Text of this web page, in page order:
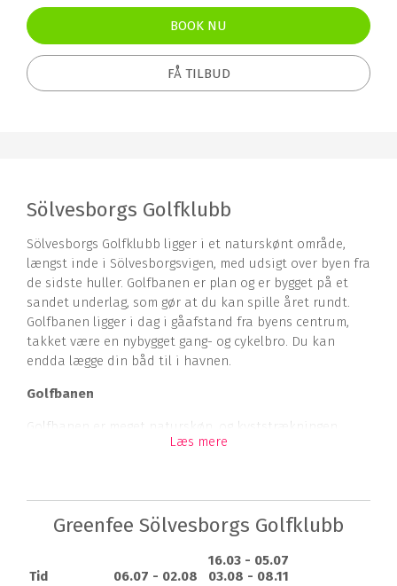
BOOK NU
FÅ TILBUD
Sölvesborgs Golfklubb
Sölvesborgs Golfklubb ligger i et naturskønt område,
længst inde i Sölvesborgsvigen, med udsigt over byen fra
de sidste huller. Golfbanen er plan og er bygget på et
sandet underlag, som gør at du kan spille året rundt.
Golfbanen ligger i dag i gåafstand fra byens centrum,
takket være en nybygget gang- og cykelbro. Du kan
endda lægge din båd til i havnen.
Golfbanen
Golfbanen er meget naturskøn, og kyststrækningen
følger næsten hele banen. Nåle- og løvtræer kanter
næsten altid finder din bold, hvis du, mod forventning,
rammer lidt skævt. Anlægget er komplet med driving
golfbane, som ofte tillader spil hele året rundt.
Læs mere
Greenfee Sölvesborgs Golfklubb
Tid 06.07 - 02.08
16.03 - 05.07
03.08 - 08.11